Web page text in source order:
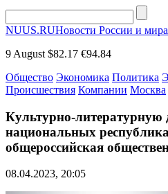
NUUS.RUНовости России и мира
9 August $82.17 €94.84
Общество Экономика Политика
Происшествия Компании Москва
Культурно-литературную
национальных
общероссийская
08.04.2023, 20:05